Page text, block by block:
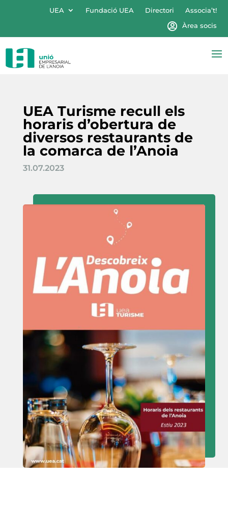
UEA Fundació UEA Directori
Associa’t!
Àrea socis
UEA Turisme recull els
horaris d’obertura de
diversos restaurants de
la comarca de l’Anoia
31.07.2023